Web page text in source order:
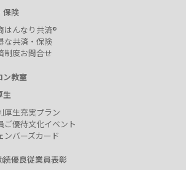
保険
はんなり共済®
な共済・保険
制度お問合せ
ン教室
生
厚生充実プラン
ご優待文化イベント
ンバーズカード
続優良従業員表彰